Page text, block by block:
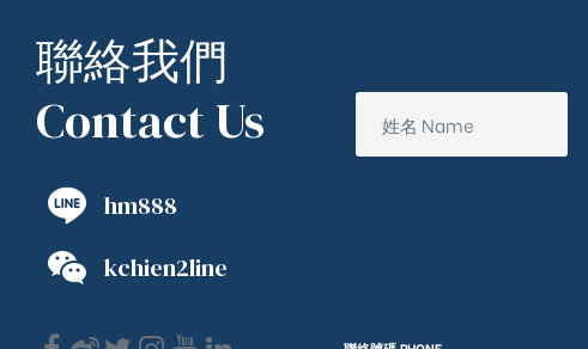
聯絡我們
Contact Us
hm888
kchien2line